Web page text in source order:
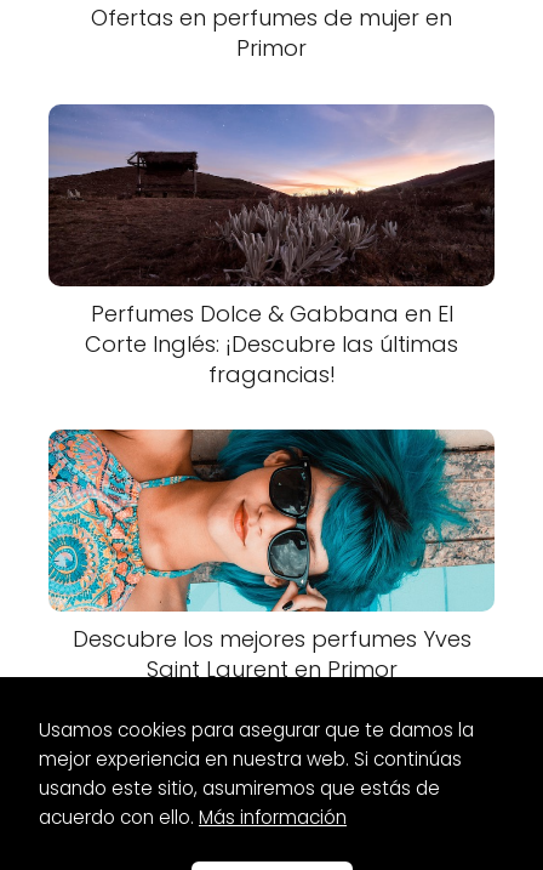
Ofertas en perfumes de mujer en
Primor
Perfumes Dolce & Gabbana en El
Corte Inglés: ¡Descubre las últimas
fragancias!
Descubre los mejores perfumes Yves
Saint Laurent en Primor
Maquillaje
Maquillaje de Halloween para niñas:
Usamos cookies para asegurar que te damos la
mejor experiencia en nuestra web. Si continúas
usando este sitio, asumiremos que estás de
acuerdo con ello. Más información